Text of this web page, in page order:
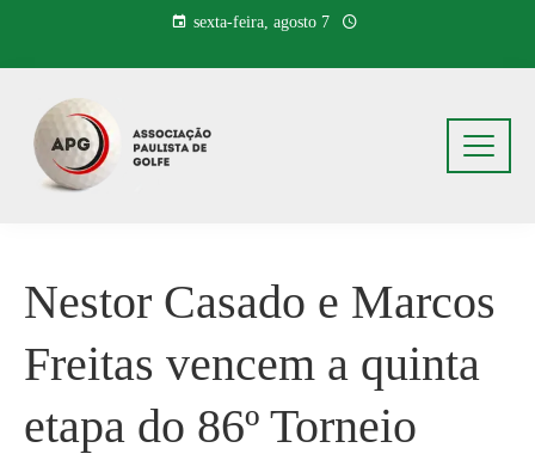
o
conteúdo
sexta-feira, agosto 7
Nestor Casado e Marcos
Freitas vencem a quinta
etapa do 86º Torneio